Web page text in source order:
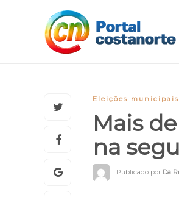
Eleições municipais
Mais
na
Publicado por Da